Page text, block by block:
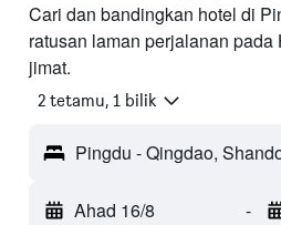
Cari dan bandingkan hotel di
ratusan laman perjalanan
jimat.
2 tetamu, 1 bilik
Pingdu - Qingdao,
Ahad 16/8 -